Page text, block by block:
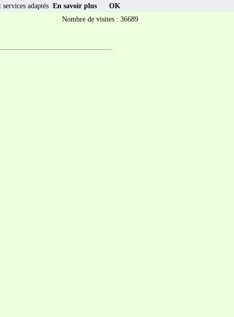
Nombre de visites : 36689
adaptés En savoir plus OK